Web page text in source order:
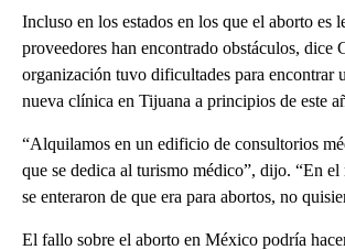
Incluso en los estados en los que el aborto es
proveedores han encontrado obstáculos, dice
organización tuvo dificultades para encontrar
nueva clínica en Tijuana a principios de este
“Alquilamos en un edificio de consultorios
que se dedica al turismo médico”, dijo. “En el
se enteraron de que era para abortos, no
El fallo sobre el aborto en México podría